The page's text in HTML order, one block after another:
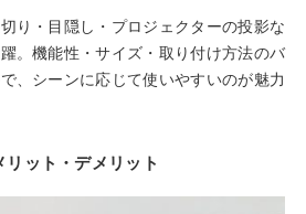
り・目隠し・プロジェクターの投影な
。機能性・サイズ・取り付け方法のバ
、シーンに応じて使いやすいのが魅力
ット・デメリット